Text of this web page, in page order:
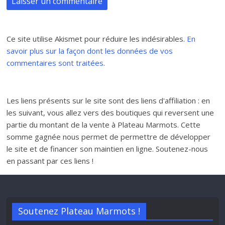
Ce site utilise Akismet pour réduire les indésirables. En
savoir plus sur la façon dont les données de vos
commentaires sont traitées.
Les liens présents sur le site sont des liens d'affiliation : en
les suivant, vous allez vers des boutiques qui reversent une
partie du montant de la vente à Plateau Marmots. Cette
somme gagnée nous permet de permettre de développer
le site et de financer son maintien en ligne. Soutenez-nous
en passant par ces liens !
Soutenez Plateau Marmots !